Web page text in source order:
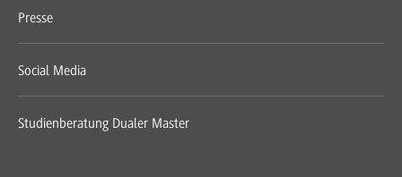
Presse
Social Media
Studienberatung Dualer Master